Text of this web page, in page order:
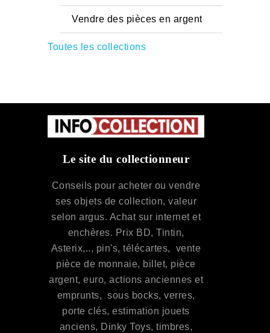
Vendre des pièces en argent
Toutes les collections
Le site du collectionneur
Conseils pour acheter ou vendre
ses objets de collection, valeur
selon argus. Achat sur internet et
enchères. Prix BD, Tintin,
Asterix,.., pin's, télécartes, vente
pièce de monnaie, billet, pièce
argent, euro, actions anciennes et
emprunts, sous bocks, verres,
porte clés, estimation jouets
anciens, Dinky Toys, timbres,